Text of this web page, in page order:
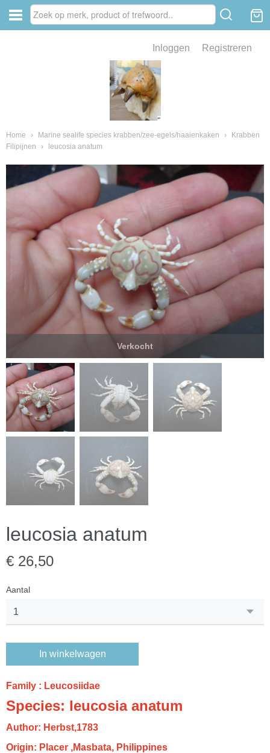
Inloggen Registreren
Home › Marine sealife species krabben/zee-egels/haaienkaken ›
Krabben
Filipijnen
› leucosia anatum
Verkocht
leucosia anatum
€ 26,50
Aantal
In winkelwagen
Family : Leucosiidae
Species: leucosia anatum
Author: Herbst,1783
Origin: Placer ,Masbata, Philippines
van fossielen en mineralen